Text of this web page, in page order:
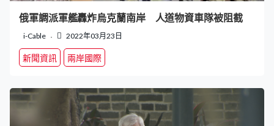
俄軍調派軍艦轟炸烏克蘭南岸 人道物資車隊被阻截
i-Cable 2022年03月23日
新聞資訊 兩岸國際